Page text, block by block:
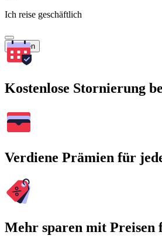
Ich reise geschäftlich
Suchen
Kostenlose Stornierung
Verdiene Prämien für
Mehr sparen mit